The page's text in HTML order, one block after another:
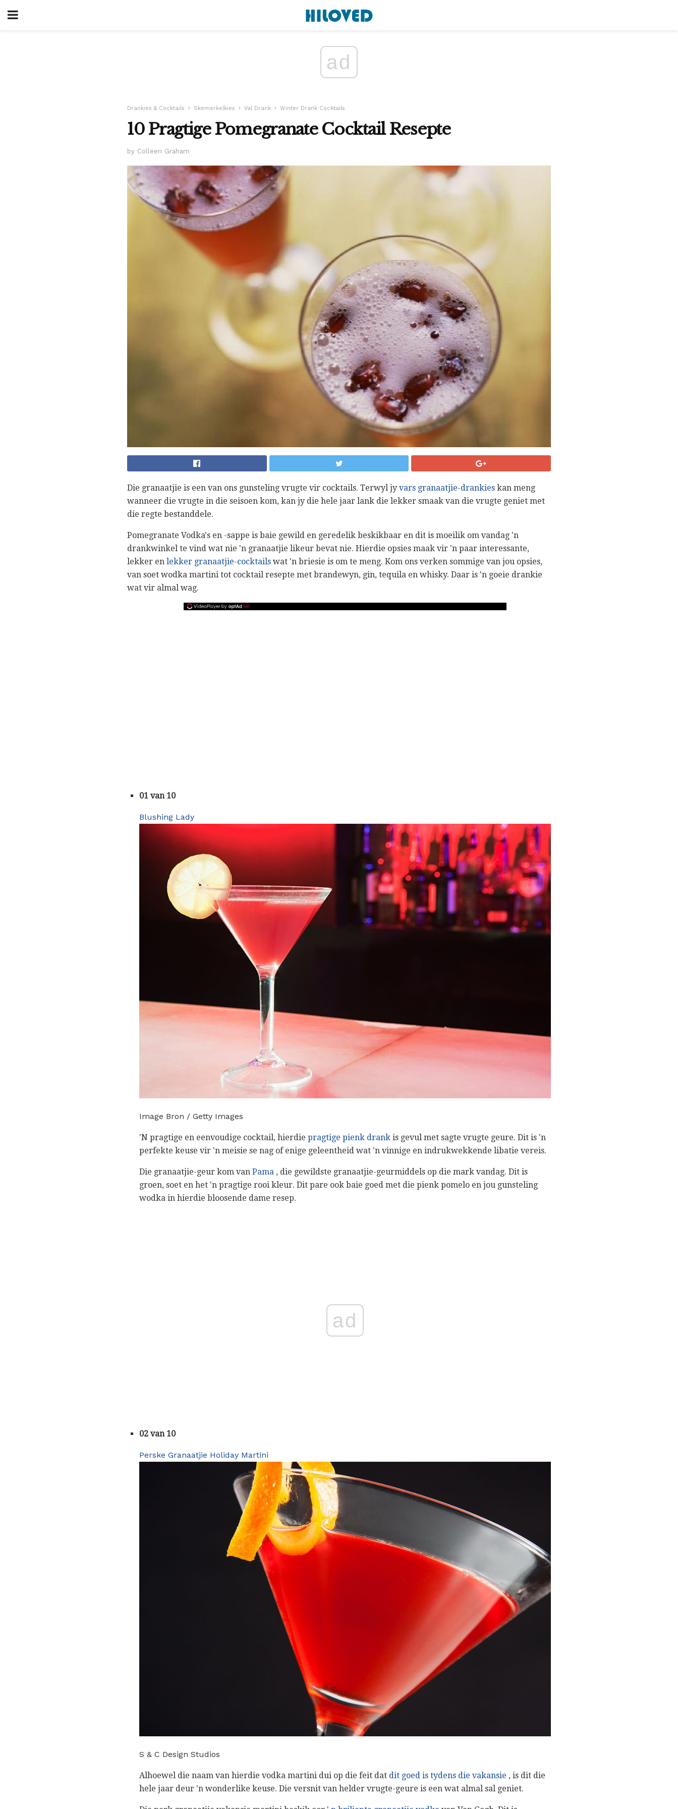
ad
Drankies & Cocktails Skemerkelkies Val Drank Winter Drank Cocktails
10 Pragtige Pomegranate Cocktail Resepte
by Colleen Graham
Die granaatjie is een van ons gunsteling vrugte vir cocktails. Terwyl jy vars granaatjie-drankies kan meng
wanneer die vrugte in die seisoen kom, kan jy die hele jaar lank die lekker smaak van die vrugte geniet met
die regte bestanddele.
Pomegranate Vodka's en -sappe is baie gewild en geredelik beskikbaar en dit is moeilik om vandag 'n
drankwinkel te vind wat nie 'n granaatjie likeur bevat nie. Hierdie opsies maak vir 'n paar interessante,
lekker en lekker granaatjie-cocktails wat 'n briesie is om te meng. Kom ons verken sommige van jou opsies,
van soet wodka martini tot cocktail resepte met brandewyn, gin, tequila en whisky. Daar is 'n goeie drankie
wat vir almal wag.
01 van 10
Blushing Lady
Image Bron / Getty Images
'N pragtige en eenvoudige cocktail, hierdie pragtige pienk drank is gevul met sagte vrugte geure. Dit is 'n
perfekte keuse vir 'n meisie se nag of enige geleentheid wat 'n vinnige en indrukwekkende libatie vereis.
Die granaatjie-geur kom van Pama , die gewildste granaatjie-geurmiddels op die mark vandag. Dit is
groen, soet en het 'n pragtige rooi kleur. Dit pare ook baie goed met die pienk pomelo en jou gunsteling
wodka in hierdie bloosende dame resep.
ad
02 van 10
Perske Granaatjie Holiday Martini
S & C Design Studios
Alhoewel die naam van hierdie vodka martini dui op die feit dat dit goed is tydens die vakansie , is dit die
hele jaar deur 'n wonderlike keuse. Die versnit van helder vrugte-geure is een wat almal sal geniet.